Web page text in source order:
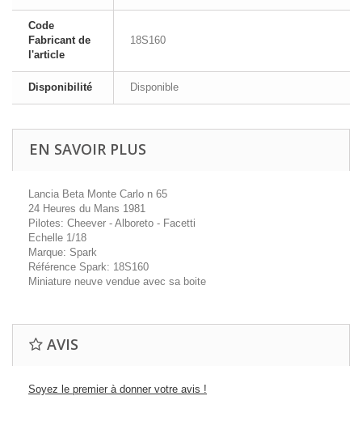
Code
Fabricant de
l'article
18S160
Disponibilité Disponible
EN SAVOIR PLUS
Lancia Beta Monte Carlo n 65
24 Heures du Mans 1981
Pilotes: Cheever - Alboreto - Facetti
Echelle 1/18
Marque: Spark
Référence Spark: 18S160
Miniature neuve vendue avec sa boite
AVIS
Soyez le premier à donner votre avis !